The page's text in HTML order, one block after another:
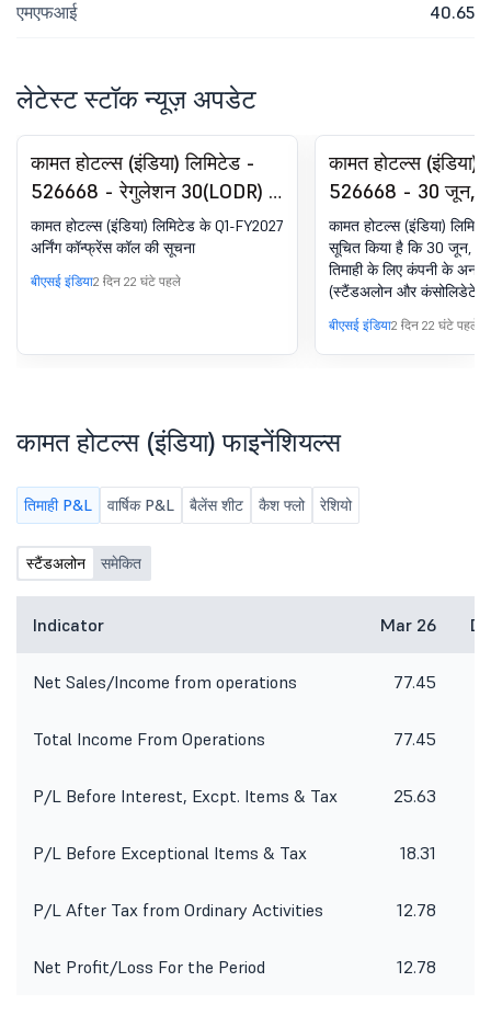
एमएफआई 40.65
लेटेस्ट स्टॉक न्यूज़ अपडेट
कामत होटल्स (इंडिया) लिमिटेड -
526668 - रेगुलेशन 30(LODR) के
तहत घोषणा - एनालिस्ट/इन्वेस्टर
मीटिंग - सूचना
कामत होटल्स (इंडिया) लिमिटेड के Q1-FY2027
अर्निंग कॉन्फ्रेंस कॉल की सूचना
बीएसई इंडिया2 दिन 22 घंटे पहले
कामत होटल्स (इंडिया)
526668 - 30 जून,
समाप्त तिमाही के लिए
अनऑडिटेड
कंसोलिडेटेड)
पर विचार करने और
लिए बोर्ड मीटिंग की
कामत होटल्स (इंडिया)
सूचित किया है कि 30 जून,
तिमाही के लिए कंपनी के
(स्टैंडअलोन और
परिणामों पर विचार करने
लिए कंपनी के बोर्ड ऑफ
11/08/2026 को निर्धारित
बीएसई इंडिया2 दिन 22 घंटे पहले
कामत होटल्स (इंडिया) फाइनेंशियल्स
तिमाही P&L वार्षिक P&L बैलेंस शीट कैश फ्लो रेशियो
स्टैंडअलोन समेकित
Indicator Mar 26
Net Sales/Income from operations 77.45
Total Income From Operations 77.45
P/L Before Interest, Excpt. Items & Tax 25.63
P/L Before Exceptional Items & Tax 18.31
P/L After Tax from Ordinary Activities 12.78
Net Profit/Loss For the Period 12.78